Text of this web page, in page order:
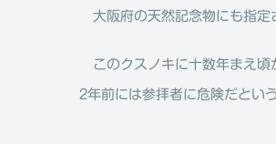
大阪府の天然記念物にも指定
このクスノキに十数年まえ頃
2年前には参拝者に危険だとい